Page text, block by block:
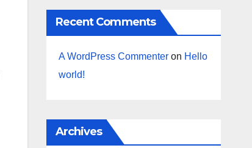
Recent Comments
A WordPress Commenteron Hello
world!
Archives